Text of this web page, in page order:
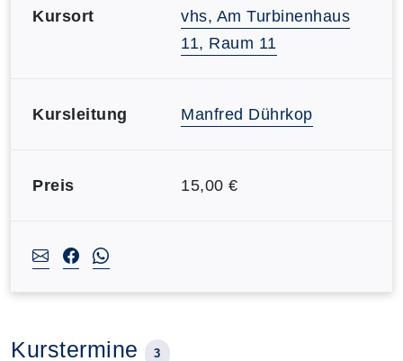
Kursort
vhs, Am Turbinenhaus
11, Raum 11
Kursleitung Manfred Dührkop
Preis 15,00 €
Kurstermine 3